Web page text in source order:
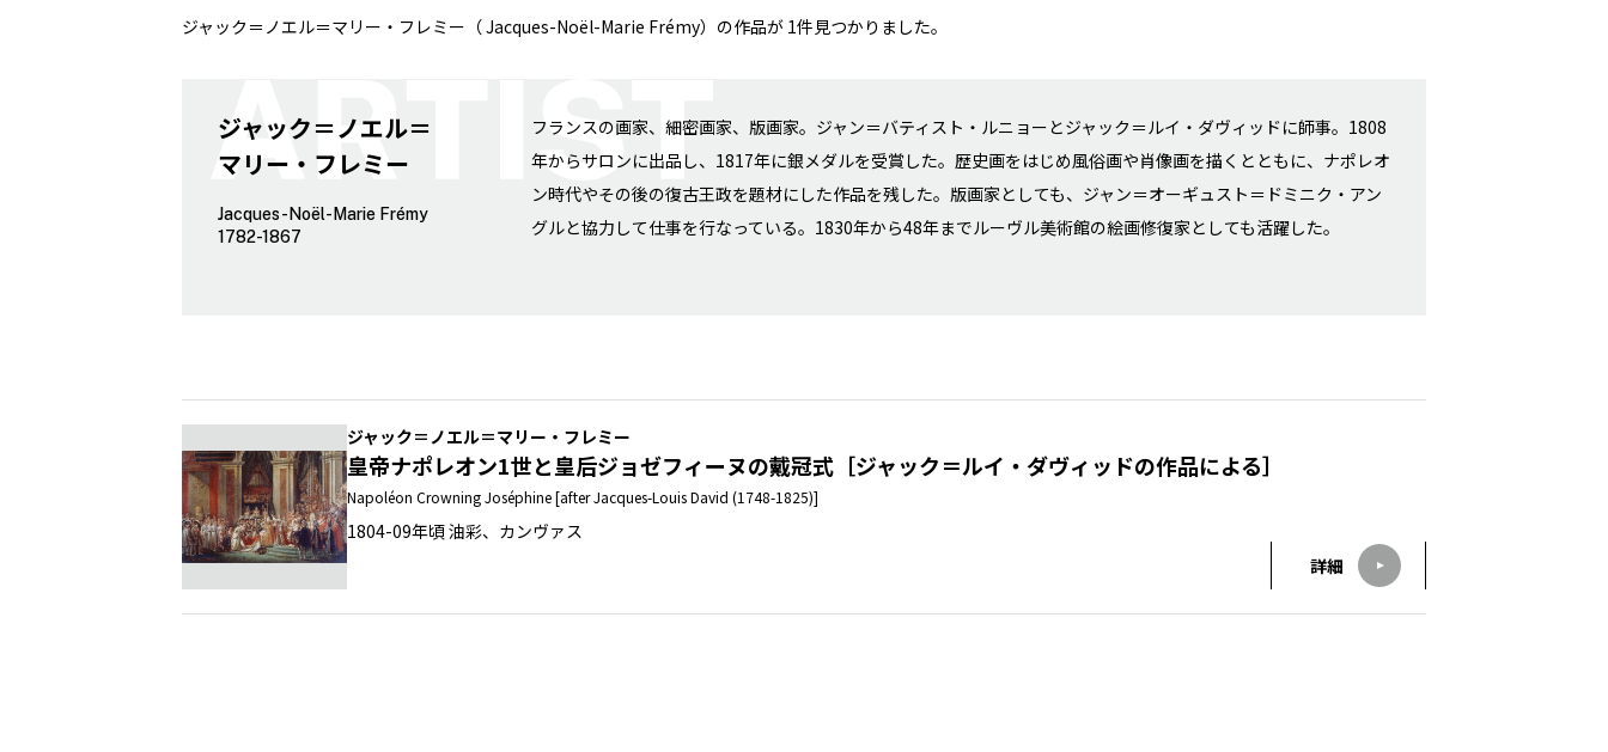
ジャック＝ノエル＝マリー・フレミー（ Jacques-Noël-Marie Frémy）の作品が 1件見つかりました。
ジャック＝ノエル＝
マリー・フレミー
Jacques-Noël-Marie Frémy
1782-1867
フランスの画家、細密画家、版画家。ジャン＝バティスト・ルニョーとジャック＝ルイ・ダヴィッドに師事。1808
年からサロンに出品し、1817年に銀メダルを受賞した。歴史画をはじめ風俗画や肖像画を描くとともに、ナポレオ
ン時代やその後の復古王政を題材にした作品を残した。版画家としても、ジャン＝オーギュスト＝ドミニク・アン
グルと協力して仕事を行なっている。1830年から48年までルーヴル美術館の絵画修復家としても活躍した。
ジャック＝ノエル＝マリー・フレミー
皇帝ナポレオン1世と皇后ジョゼフィーヌの戴冠式［ジャック＝ルイ・ダヴィッドの作品による］
Napoléon Crowning Joséphine [after Jacques-Louis David (1748-1825)]
1804-09年頃 油彩、カンヴァス
詳細